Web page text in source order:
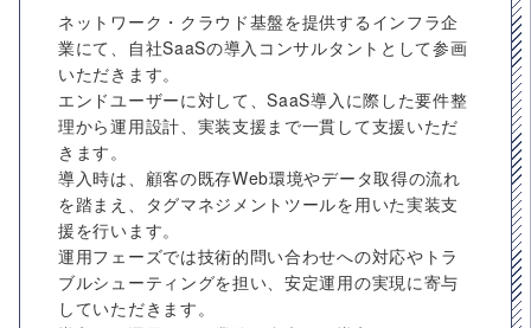
ネットワーク・クラウド基盤を提供するインフラ企
業にて、自社SaaSの導入コンサルタントとして参画
いただきます。
エンドユーザーに対して、SaaS導入に際した要件整
理から運用設計、実装支援まで一貫して支援いただ
きます。
導入時は、顧客の既存Web環境やデータ取得の流れ
を踏まえ、タグマネジメントツールを用いた実装支
援を行います。
運用フェーズでは技術的問い合わせへの対応やトラ
ブルシューティングを担い、安定運用の実現に寄与
していただきます。